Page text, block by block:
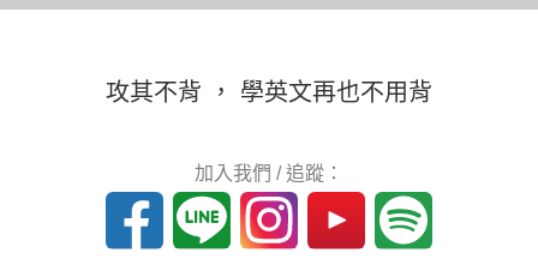
攻其不背 ， 學英文再也不用背
加入我們 / 追蹤：